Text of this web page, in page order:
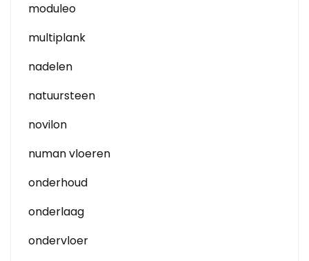
moduleo
multiplank
nadelen
natuursteen
novilon
numan vloeren
onderhoud
onderlaag
ondervloer